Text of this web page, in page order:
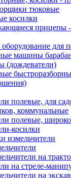
тюковые
косилки
прицепы
для
машины
(дождеватели)
полевые, для
коммунальные
полевые,
косилки
измельчители
на
на стреле-
на